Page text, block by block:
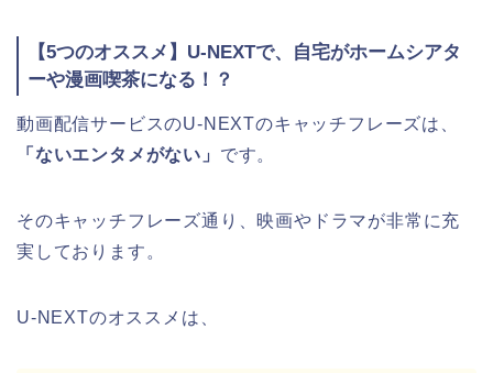
【5つのオススメ】U-NEXTで、自宅がホームシアタ
ーや漫画喫茶になる！？
動画配信サービスのU-NEXTのキャッチフレーズは、
「ないエンタメがない」 です。
そのキャッチフレーズ通り、映画やドラマが非常に充
実しております。
U-NEXTのオススメは、